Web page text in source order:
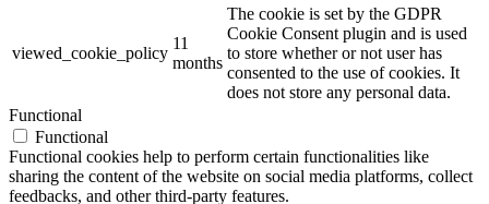
viewed_cookie_policy
11
months
The cookie is set by the GDPR
Cookie Consent plugin and is used
to store whether or not user has
consented to the use of cookies. It
does not store any personal data.
Functional
Functional
Functional cookies help to perform certain functionalities like
sharing the content of the website on social media platforms, collect
feedbacks, and other third-party features.